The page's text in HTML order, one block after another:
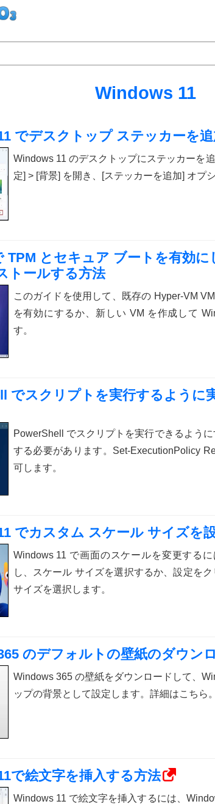
Windows 11
でデスクトップ ステッカーを
Windows 11 のデスクトップにステッカーを
定] > [背景] を開き、[ステッカーを追加] オプ
TPM とセキュア ブートを有効
トールする方法
このガイドを使用して、既存の Hyper-VM
を有効にするか、新しい VM を作成して
す。
でスクリプトを実行するように
PowerShell でスクリプトを実行できるよう
する必要があります。Set-ExecutionPolicy
可します。
でカスタム スケール サイズを
Windows 11 で画面のスケールを変更する
し、スケール サイズを選択するか、設定を
サイズを選択します。
のデフォルトの壁紙のダウン
Windows 365 の壁紙をダウンロードして、
ップの背景として設定します。詳細はこちら。
で絵文字を挿入する方法
Windows 11 で絵文字を挿入するには、